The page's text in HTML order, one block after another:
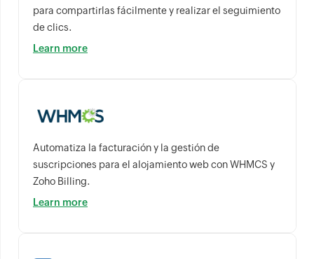
para compartirlas fácilmente y realizar el seguimiento
de clics.
Learn more
Automatiza la facturación y la gestión de
suscripciones para el alojamiento web con WHMCS y
Zoho Billing.
Learn more